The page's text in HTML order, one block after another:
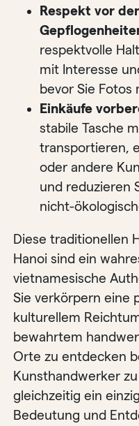
Respekt vor
respektvolle
mit Interesse
bevor Sie Fotos
Einkäufe
stabile Tasche
transportieren,
oder andere
und reduzieren
nicht-
Diese traditionellen
Hanoi sind ein
vietnamesische
Sie verkörpern eine
kulturellem
bewahrtem
Orte zu entdecken
Kunsthandwerker
gleichzeitig ein
Bedeutung und